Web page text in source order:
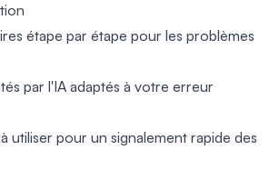
étape par étape pour les problèmes
par l'IA adaptés à votre erreur
utiliser pour un signalement rapide des